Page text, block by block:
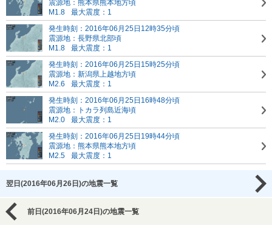
震源地：熊本県熊本地方頃
M1.8
最大震度：1
発生時刻：2016年06月25日12時35分頃
震源地：長野県北部頃
M1.8
最大震度：1
発生時刻：2016年06月25日15時25分頃
震源地：新潟県上越地方頃
M2.6
最大震度：1
発生時刻：2016年06月25日16時48分頃
震源地：トカラ列島近海頃
M2.0
最大震度：1
発生時刻：2016年06月25日19時44分頃
震源地：熊本県熊本地方頃
M2.5
最大震度：1
翌日(2016年06月26日)の地震一覧
前日(2016年06月24日)の地震一覧